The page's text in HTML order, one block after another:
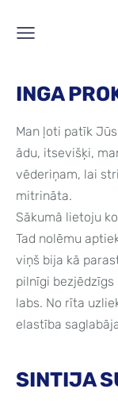
INGA
Man ļoti patīk
ādu, itsevišķi,
vēderiņam, lai
mitrināta.
Sākumā lietoju
Tad nolēmu
viņš bija kā
pilnīgi
labs. No rīta
elastība
SINTIJA